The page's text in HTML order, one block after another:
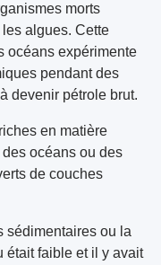
morts
algues. Cette
océans expérimente
pendant des
devenir pétrole brut.
en matière
océans ou des
de couches
sédimentaires ou la
était faible et il y avait